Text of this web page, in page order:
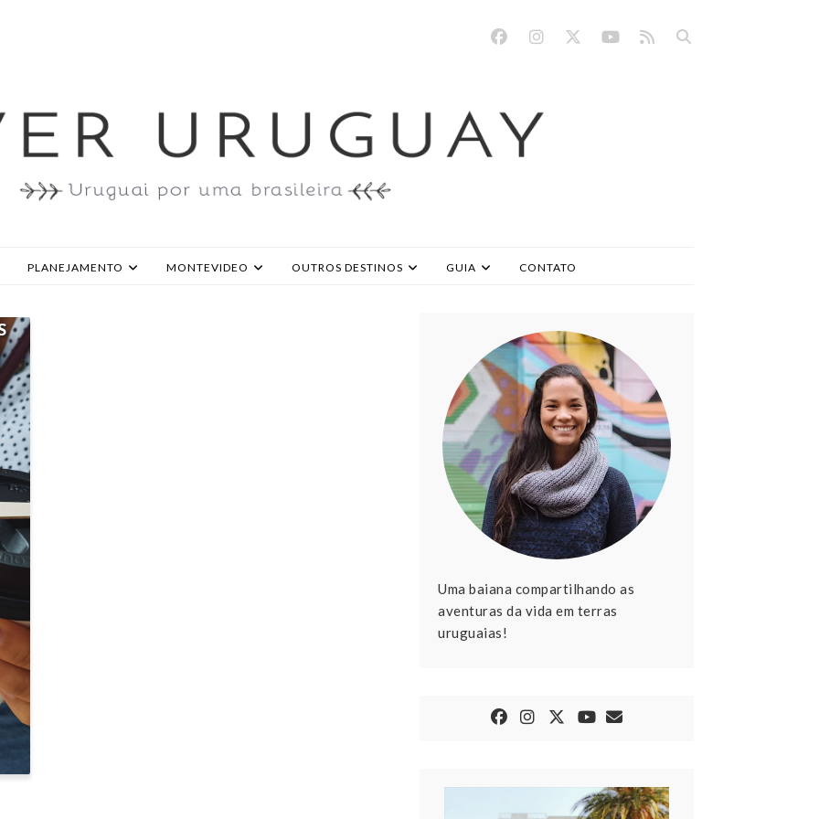
PLANEJAMENTO MONTEVIDEO OUTROS DESTINOS GUIA CONTATO
Uma baiana compartilhando as
aventuras da vida em terras
uruguaias!